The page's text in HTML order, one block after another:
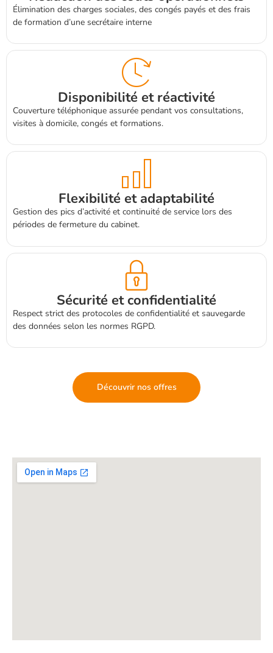
Élimination des charges sociales, des congés payés et des frais
de formation d’une secrétaire interne
Disponibilité et réactivité
Couverture téléphonique assurée pendant vos consultations,
visites à domicile, congés et formations.
Flexibilité et adaptabilité
Gestion des pics d’activité et continuité de service lors des
périodes de fermeture du cabinet.
Sécurité et confidentialité
Respect strict des protocoles de confidentialité et sauvegarde
des données selon les normes RGPD.
Découvrir nos offres